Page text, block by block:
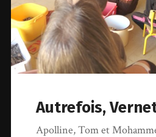
Autrefois,
Apolline, Tom et